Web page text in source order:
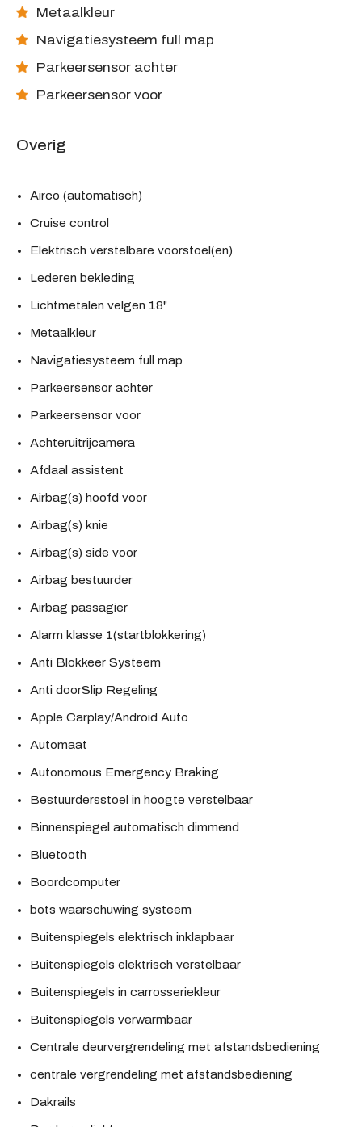
Metaalkleur
Navigatiesysteem full map
Parkeersensor achter
Parkeersensor voor
Overig
Airco (automatisch)
Cruise control
Elektrisch verstelbare voorstoel(en)
Lederen bekleding
Lichtmetalen velgen 18"
Metaalkleur
Navigatiesysteem full map
Parkeersensor achter
Parkeersensor voor
Achteruitrijcamera
Afdaal assistent
Airbag(s) hoofd voor
Airbag(s) knie
Airbag(s) side voor
Airbag bestuurder
Airbag passagier
Alarm klasse 1(startblokkering)
Anti Blokkeer Systeem
Anti doorSlip Regeling
Apple Carplay/Android Auto
Automaat
Autonomous Emergency Braking
Bestuurdersstoel in hoogte verstelbaar
Binnenspiegel automatisch dimmend
Bluetooth
Boordcomputer
bots waarschuwing systeem
Buitenspiegels elektrisch inklapbaar
Buitenspiegels elektrisch verstelbaar
Buitenspiegels in carrosseriekleur
Buitenspiegels verwarmbaar
Centrale deurvergrendeling met afstandsbediening
centrale vergrendeling met afstandsbediening
Dakrails